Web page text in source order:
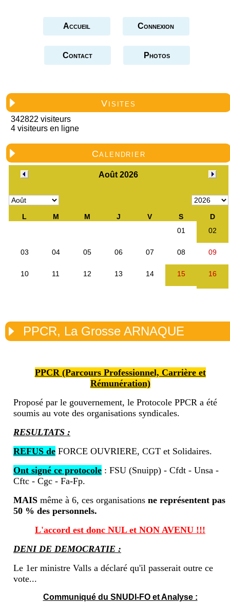
Accueil Connexion
Contact Photos
Visites
342822 visiteurs
4 visiteurs en ligne
Calendrier
PPCR, La Grosse ARNAQUE
PPCR (Parcours Professionnel, Carrière et
Rémunération)
Proposé par le gouvernement, le Protocole PPCR a été
soumis au vote des organisations syndicales.
RESULTATS :
REFUS de FORCE OUVRIERE, CGT et Solidaires.
Ont signé ce protocole : FSU (Snuipp) - Cfdt - Unsa -
Cftc - Cgc - Fa-Fp.
MAIS même à 6, ces organisations ne représentent pas
50 % des personnels.
L'accord est donc NUL et NON AVENU !!!
DENI DE DEMOCRATIE :
Le 1er ministre Valls a déclaré qu'il passerait outre ce
vote...
Communiqué du SNUDI-FO et Analyse :